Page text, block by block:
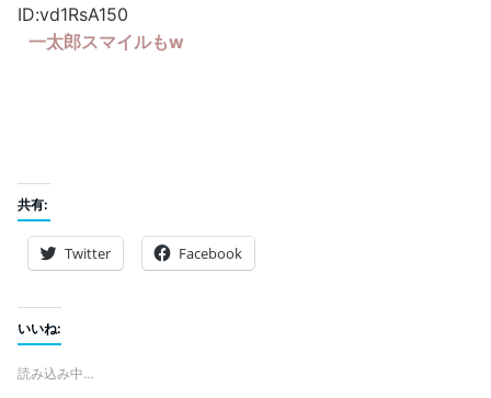
ID:vd1RsA150
一太郎スマイルもw
共有:
Twitter Facebook
いいね:
読み込み中…